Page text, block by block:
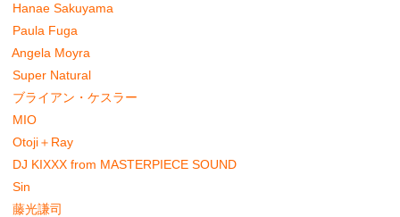
Hanae Sakuyama
Paula Fuga
Angela Moyra
Super Natural
ブライアン・ケスラー
MIO
Otoji＋Ray
DJ KIXXX from MASTERPIECE SOUND
Sin
藤光謙司